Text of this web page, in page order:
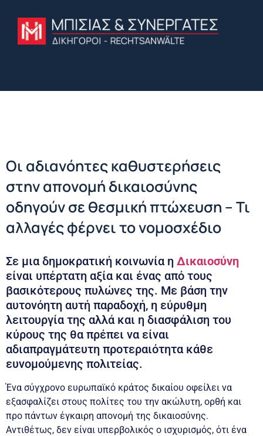
Οι αδιανόητες καθυστερήσεις
στην απονομή δικαιοσύνης
οδηγούν σε θεσμική πτώχευση – Τι
αλλαγές φέρνει το νομοσχέδιο
Σε μια δημοκρατική κοινωνία η Δικαιοσύνη
είναι υπέρτατη αξία και ένας από τους
βασικότερους πυλώνες της. Με βάση την
αυτονόητη αυτή παραδοχή, η εύρυθμη
λειτουργία της αλλά και η διασφάλιση του
κύρους της θα πρέπει να είναι
αδιαπραγμάτευτη προτεραιότητα κάθε
ευνομούμενης πολιτείας.
Ένα σύγχρονο ευρωπαϊκό κράτος δικαίου οφείλει να
εξασφαλίζει στους πολίτες του την ακώλυτη, ορθή και
προ πάντων έγκαιρη απονομή της δικαιοσύνης.
Αντιθέτως, δεν είναι υπερβολικός ο ισχυρισμός, ότι ένα